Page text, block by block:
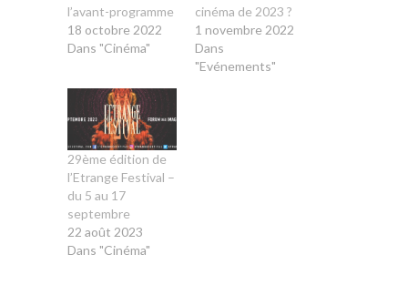
l’avant-programme
18 octobre 2022
Dans "Cinéma"
cinéma de 2023 ?
1 novembre 2022
Dans
"Evénements"
29ème édition de
l’Etrange Festival –
du 5 au 17
septembre
22 août 2023
Dans "Cinéma"